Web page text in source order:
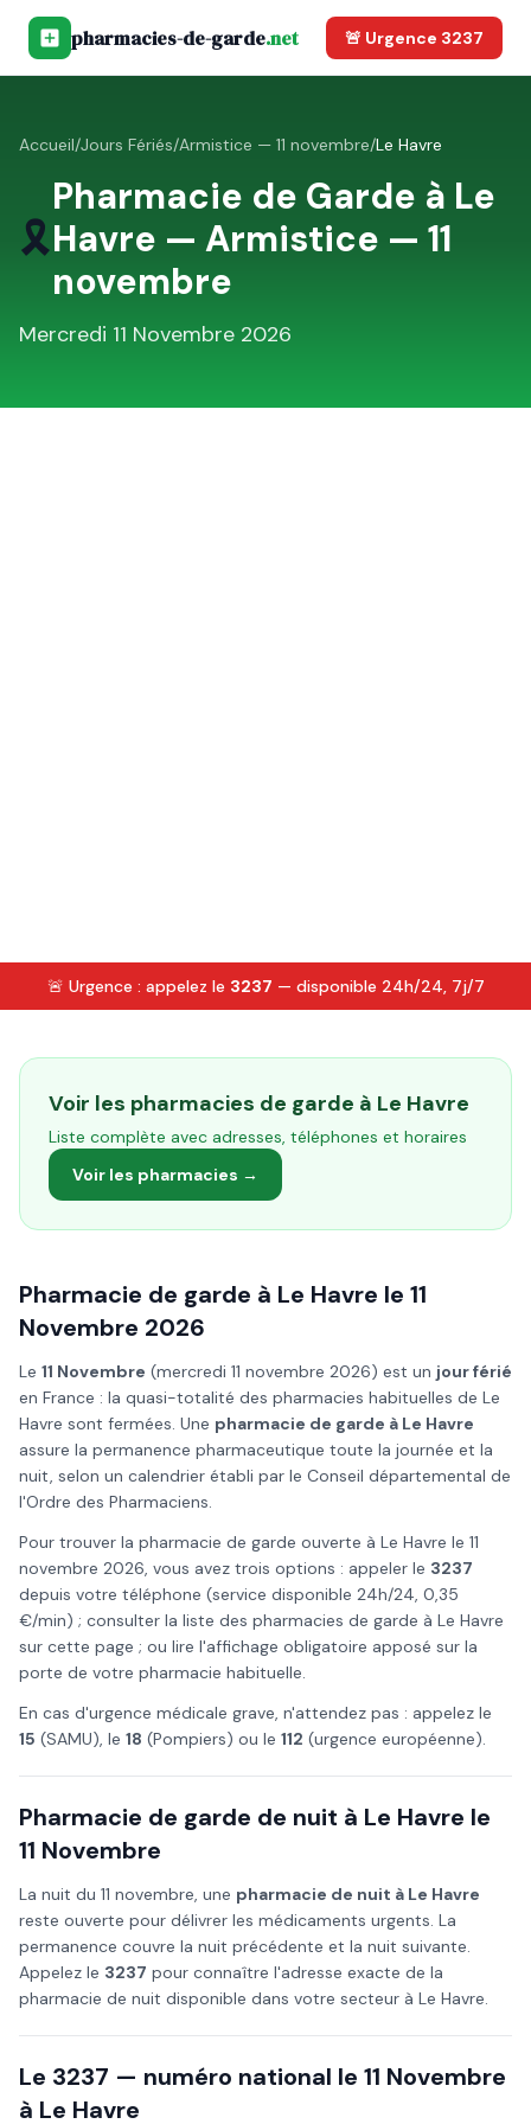
pharmacies-de-garde.net 🚨 Urgence 3237
Accueil/Jours Fériés/Armistice — 11 novembre/Le Havre
🎗️
Pharmacie de Garde à Le
Havre — Armistice — 11
novembre
Mercredi 11 Novembre 2026
🚨 Urgence : appelez le 3237 — disponible 24h/24, 7j/7
Voir les pharmacies de garde à Le Havre
Liste complète avec adresses, téléphones et horaires
Voir les pharmacies →
Pharmacie de garde à Le Havre le 11
Novembre 2026
Le 11 Novembre (mercredi 11 novembre 2026) est un jour férié
en France : la quasi-totalité des pharmacies habituelles de Le
Havre sont fermées. Une pharmacie de garde à Le Havre
assure la permanence pharmaceutique toute la journée et la
nuit, selon un calendrier établi par le Conseil départemental de
l'Ordre des Pharmaciens.
Pour trouver la pharmacie de garde ouverte à Le Havre le 11
novembre 2026, vous avez trois options : appeler le 3237
depuis votre téléphone (service disponible 24h/24, 0,35
€/min) ; consulter la liste des pharmacies de garde à Le Havre
sur cette page ; ou lire l'affichage obligatoire apposé sur la
porte de votre pharmacie habituelle.
En cas d'urgence médicale grave, n'attendez pas : appelez le
15 (SAMU), le 18 (Pompiers) ou le 112 (urgence européenne).
Pharmacie de garde de nuit à Le Havre le
11 Novembre
La nuit du 11 novembre, une pharmacie de nuit à Le Havre
reste ouverte pour délivrer les médicaments urgents. La
permanence couvre la nuit précédente et la nuit suivante.
Appelez le 3237 pour connaître l'adresse exacte de la
pharmacie de nuit disponible dans votre secteur à Le Havre.
Le 3237 — numéro national le 11 Novembre
à Le Havre